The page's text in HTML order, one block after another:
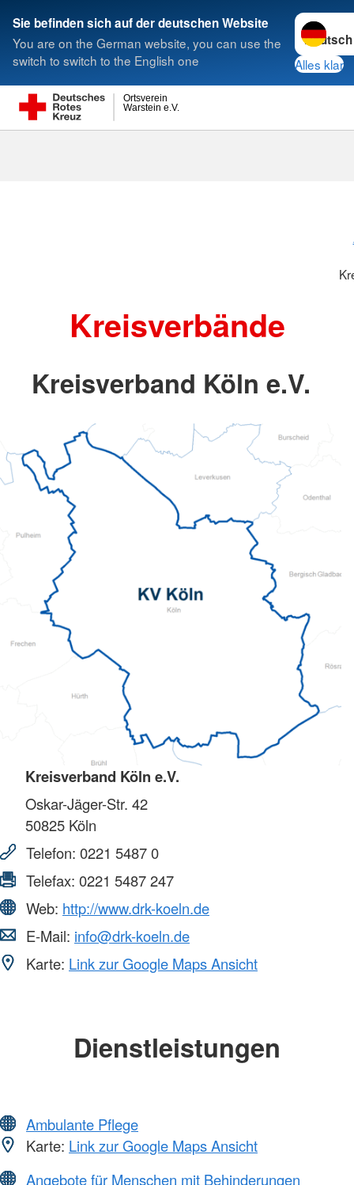
Sie befinden sich auf der deutschen Website
You are on the German website, you can use the
switch to switch to the English one
Sprache
Alles klar
Warstein e.V.
Ortsverein
Suche
Kreisverbände
Kreisverband Köln e.V.
Kreisverband Köln e.V.
Oskar-Jäger-Str. 42
50825 Köln
Telefon: 0221 5487 0
Telefax: 0221 5487 247
Web: http://www.drk-koeln.de
E-Mail: info@drk-koeln.de
Karte: Link zur Google Maps Ansicht
Dienstleistungen
Ambulante Pflege
Karte: Link zur Google Maps Ansicht
Angebote für Menschen mit Behinderungen